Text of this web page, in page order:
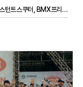
X-PLAY춘천(어그레시브 인라인, 스케이트보드, 스턴트스쿠터, BMX프리스타일, 3대3농구, 디제잉)(9. 27. ~ 9. 28.)